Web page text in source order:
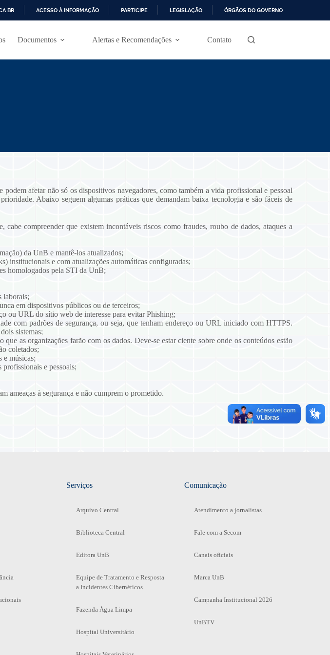
P
R
BR ACESSO À INFORMAÇÃO PARTICIPE LEGISLAÇÃO ÓRGÃOS DO GOVERNO
Documentos Alertas e Recomendações Contato
afetar não só os dispositivos navegadores, como também a vida profissional e pessoal
Abaixo seguem algumas práticas que demandam baixa tecnologia e são fáceis de
compreender que existem incontáveis riscos como fraudes, roubo de dados, ataques a
da UnB e mantê-los atualizados;
institucionais e com atualizações automáticas configuradas;
homologados pela STI da UnB;
laborais;
em dispositivos públicos ou de terceiros;
ou URL do sítio web de interesse para evitar Phishing;
com padrões de segurança, ou seja, que tenham endereço ou URL iniciado com HTTPS.
sistemas;
as organizações farão com os dados. Deve-se estar ciente sobre onde os conteúdos estão
coletados;
e músicas;
profissionais e pessoais;
ameaças à segurança e não cumprem o prometido.
Serviços
Arquivo Central
Biblioteca Central
Editora UnB
Equipe de Tratamento e Resposta
a Incidentes Cibernéticos
Fazenda Água Limpa
Hospital Universitário
Comunicação
Atendimento a jornalistas
Fale com a Secom
Canais oficiais
Marca UnB
Campanha Institucional 2026
UnBTV